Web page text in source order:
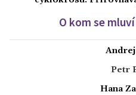
O kom se
Petr
Hana